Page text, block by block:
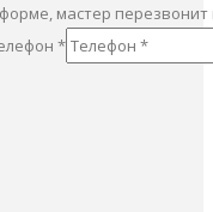
мастер
*